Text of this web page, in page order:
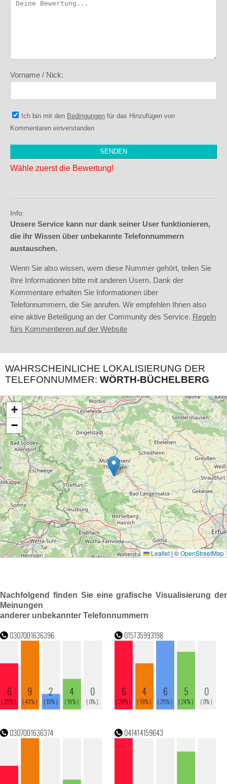
Vorname / Nick:
Ich bin mit den Bedingungen für das Hinzufügen von
Kommentaren einverstanden
Wähle zuerst die Bewertung!
Info:
Unsere Service kann nur dank seiner User funktionieren,
die ihr Wissen über unbekannte Telefonnummern
austauschen.
Wenn Sie also wissen, wem diese Nummer gehört, teilen Sie
Ihre Informationen bitte mit anderen Usern. Dank der
Kommentare erhalten Sie Informationen über
Telefonnummern, die Sie anrufen. Wir empfehlen Ihnen also
eine aktive Beteiligung an der Community des Service. Regeln
fürs Kommentieren auf der Website
WAHRSCHEINLICHE LOKALISIERUNG DER
TELEFONNUMMER: WÖRTH-BÜCHELBERG
Nachfolgend finden Sie eine grafische Visualisierung der
Meinungen
anderer unbekannter Telefonnummern